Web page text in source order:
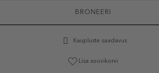
BRONEERI
Kaupluste saadavus
Lisa soovikorvi